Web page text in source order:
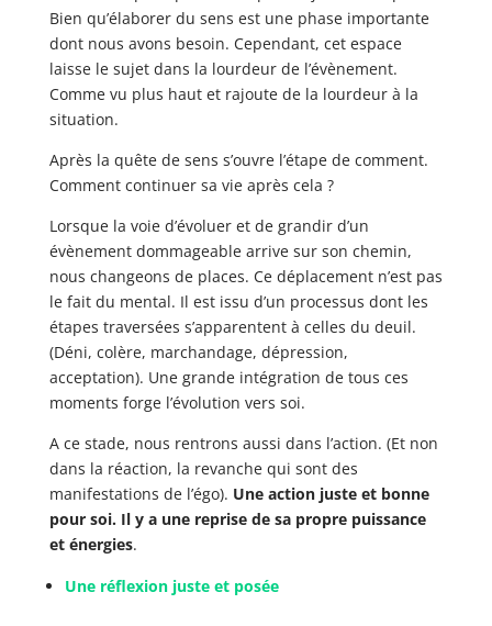
Bien qu’élaborer du sens est une phase importante
dont nous avons besoin. Cependant, cet espace
laisse le sujet dans la lourdeur de l’évènement.
Comme vu plus haut et rajoute de la lourdeur à la
situation.
Après la quête de sens s’ouvre l’étape de comment.
Comment continuer sa vie après cela ?
Lorsque la voie d’évoluer et de grandir d’un
évènement dommageable arrive sur son chemin,
nous changeons de places. Ce déplacement n’est pas
le fait du mental. Il est issu d’un processus dont les
étapes traversées s’apparentent à celles du deuil.
(Déni, colère, marchandage, dépression,
acceptation). Une grande intégration de tous ces
moments forge l’évolution vers soi.
A ce stade, nous rentrons aussi dans l’action. (Et non
dans la réaction, la revanche qui sont des
manifestations de l’égo). Une action juste et bonne
pour soi. Il y a une reprise de sa propre puissance
et énergies.
Une réflexion juste et posée